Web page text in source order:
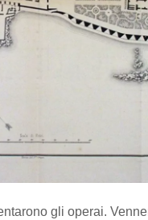
gli operai.